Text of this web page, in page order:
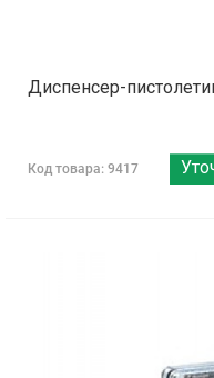
Диспенсер-
Код товара: 9417